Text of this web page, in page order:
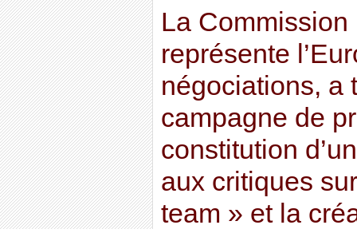
La
représente
négociations, a
campagne de
constitution
aux critiques
team » et la